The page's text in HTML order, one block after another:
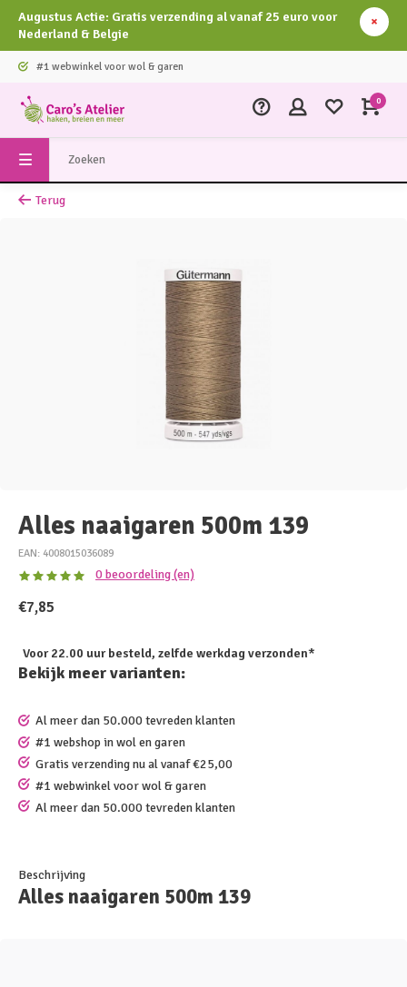
Augustus Actie: Gratis verzending al vanaf 25 euro voor
Nederland & Belgie
#1 webwinkel voor wol & garen
0
Terug
Alles naaigaren 500m 139
EAN: 4008015036089
0 beoordeling (en)
€7,85
Voor 22.00 uur besteld, zelfde werkdag verzonden*
Bekijk meer varianten:
Al meer dan 50.000 tevreden klanten
#1 webshop in wol en garen
Gratis verzending nu al vanaf €25,00
#1 webwinkel voor wol & garen
Al meer dan 50.000 tevreden klanten
Beschrijving
Alles naaigaren 500m 139